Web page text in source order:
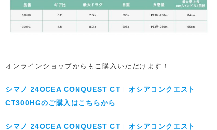
オンラインショップからもご購入いただけます！
シマノ 24OCEA CONQUEST CT l オシアコンクエスト
CT300HGのご購入はこちらから
シマノ 24OCEA CONQUEST CT l オシアコンクエスト